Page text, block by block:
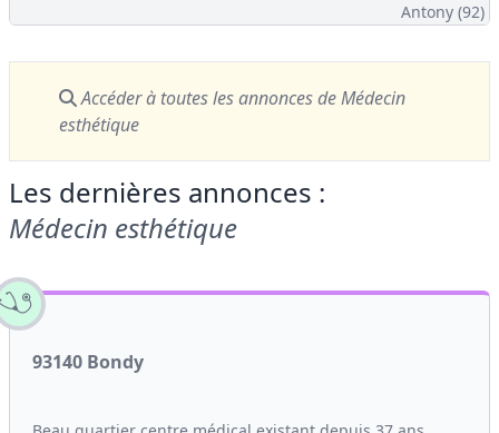
Antony (92)
Accéder à toutes les annoncesde Médecin
esthétique
Les dernières annonces :
Médecin esthétique
93140 Bondy